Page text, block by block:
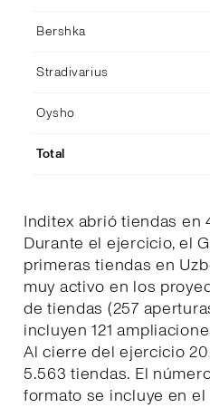
Bershka
Stradivarius
Oysho
Total
Inditex abrió tiendas en
Durante el ejercicio, el
primeras tiendas en
muy activo en los
de tiendas (257
incluyen 121
Al cierre del ejercicio
5.563 tiendas. El
formato se incluye en el